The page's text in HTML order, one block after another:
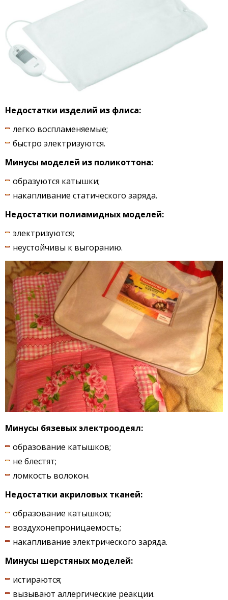
Недостатки изделий из флиса:
легко воспламеняемые;
быстро электризуются.
Минусы моделей из поликоттона:
образуются катышки;
накапливание статического заряда.
Недостатки полиамидных моделей:
электризуются;
неустойчивы к выгоранию.
Минусы бязевых электроодеял:
образование катышков;
не блестят;
ломкость волокон.
Недостатки акриловых тканей:
образование катышков;
воздухонепроницаемость;
накапливание электрического заряда.
Минусы шерстяных моделей:
истираются;
вызывают аллергические реакции.